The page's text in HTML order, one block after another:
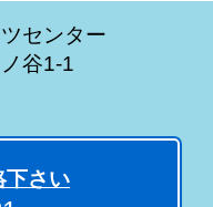
ツセンター
ノ谷1-1
下さい